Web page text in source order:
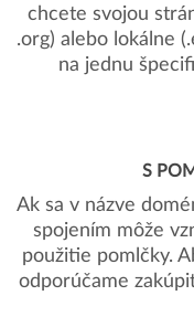
chcete svojou
.org) alebo lokálne
na jednu
S
Ak sa v názve
spojením môže
použitie pomlčky.
odporúčame